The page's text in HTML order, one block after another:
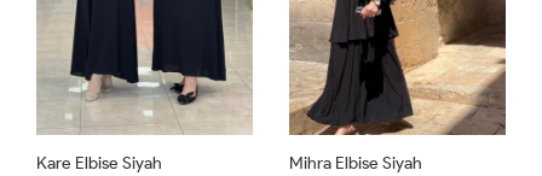
Kare Elbise Siyah Mihra Elbise Siyah